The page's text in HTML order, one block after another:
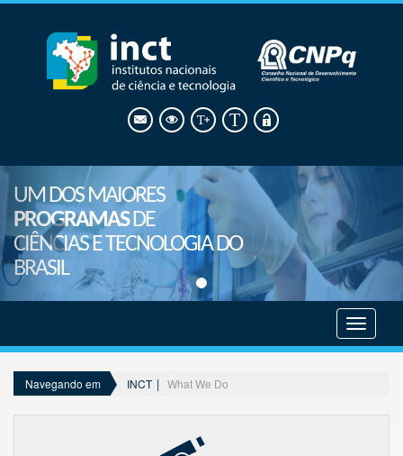
UM DOS MAIORES
PROGRAMASDE
CIÊNCIAS E TECNOLOGIA DO
BRASIL
menu
Navegando em INCT What We Do